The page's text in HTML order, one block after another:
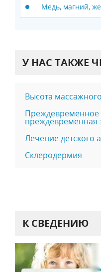
Медь, магний,
У НАС ТАКЖЕ
Высота
Преждевременное
преждевременная
Лечение детского
Склеродермия
К СВЕДЕНИЮ